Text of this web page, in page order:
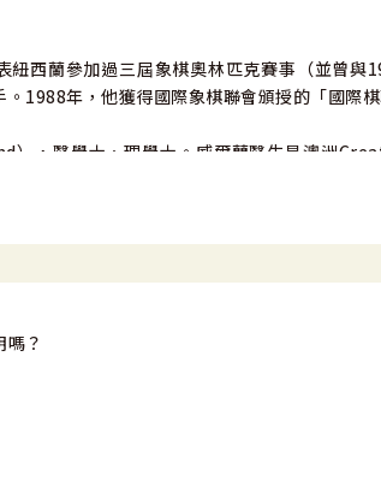
紐西蘭參加過三屆象棋奧林匹克賽事（並曾
1988年，他獲得國際象棋聯會頒授的「國際
），醫學士、理學士。威爾蘭醫生是澳洲
年，當時機構名為Creational Science
資格，曾任南澳洲的基督教醫學團契的團長。
討創造論和大洪水的科學證據與基督教的關
他也曾和著名的進化論者作公開的辯論。
（同一血統）、《Walking Through
）；也是《Dragon of the Deep: Ocean
and Bones》（石頭與骨頭）等書的作者。
One Human Family: the Bible, Science,
？